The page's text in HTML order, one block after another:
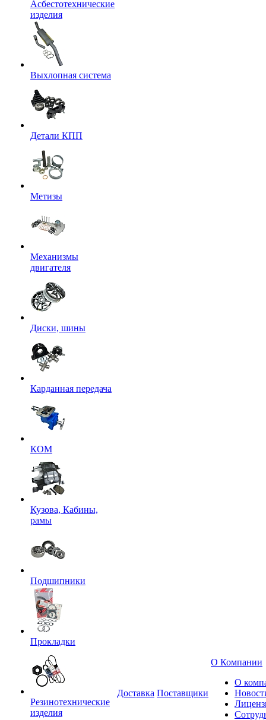
Асбестотехнические
изделия
Выхлопная система
Детали КПП
Метизы
Механизмы
двигателя
Диски, шины
Карданная передача
КОМ
Кузова, Кабины,
рамы
Подшипники
Прокладки
Резинотехнические
изделия
Доставка Поставщики
О Компании
О